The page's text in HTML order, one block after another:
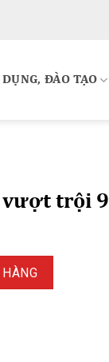
ĐÀO TẠO
vượt trội